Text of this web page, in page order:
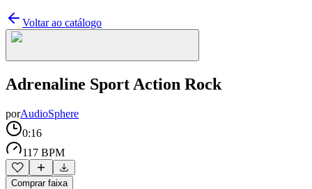
Voltar ao catálogo
Adrenaline Sport Action Rock
porAudioSphere
0:16
117 BPM
Comprar faixa